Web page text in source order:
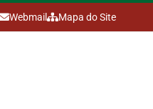
Webmail Mapa do Site